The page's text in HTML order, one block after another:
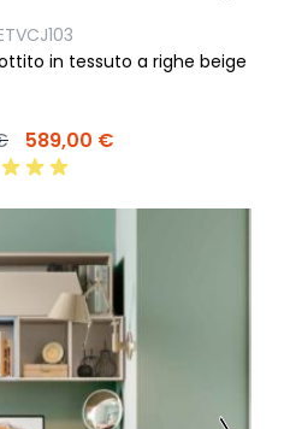
in tessuto a righe beige
589,00 €